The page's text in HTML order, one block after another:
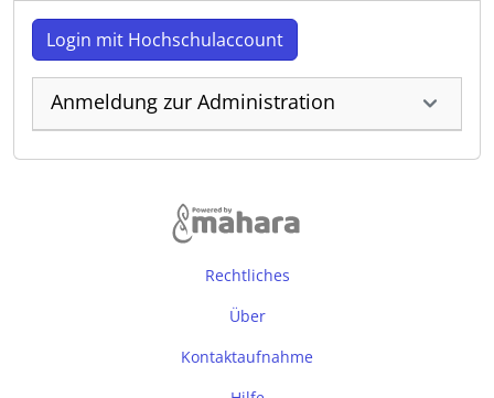
Login mit Hochschulaccount
Anmeldung zur Administration
Rechtliches
Über
Kontaktaufnahme